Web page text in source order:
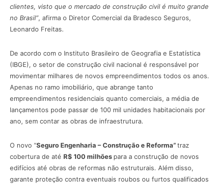
clientes, visto que o mercado de construção civil é muito grande
no Brasil”, afirma o Diretor Comercial da Bradesco Seguros,
Leonardo Freitas.
De acordo com o Instituto Brasileiro de Geografia e Estatística
(IBGE), o setor de construção civil nacional é responsável por
movimentar milhares de novos empreendimentos todos os anos.
Apenas no ramo imobiliário, que abrange tanto
empreendimentos residenciais quanto comerciais, a média de
lançamentos pode passar de 100 mil unidades habitacionais por
ano, sem contar as obras de infraestrutura.
O novo “Seguro Engenharia – Construção e Reforma”traz
cobertura de até R$ 100 milhões para a construção de novos
edifícios até obras de reformas não estruturais. Além disso,
garante proteção contra eventuais roubos ou furtos qualificados